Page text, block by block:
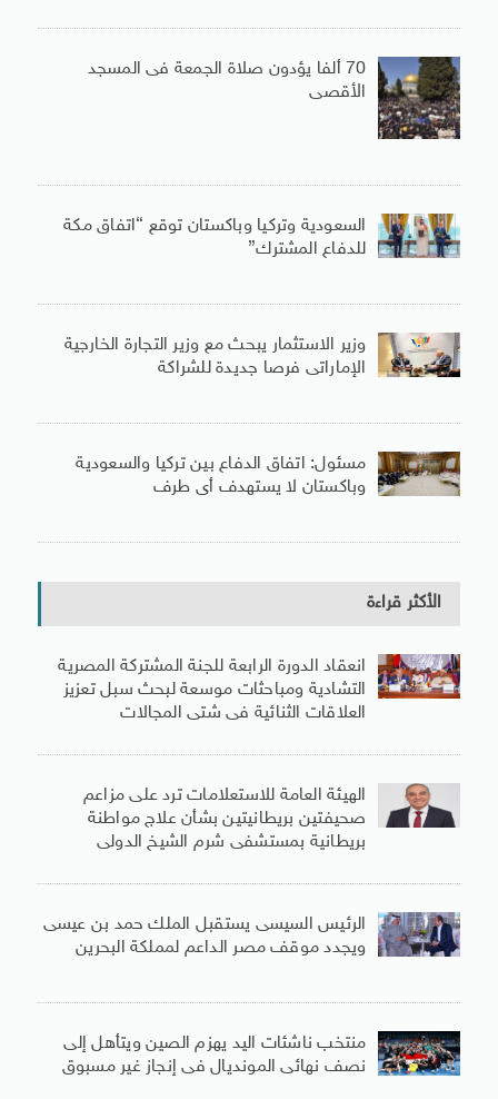
70 ألفا يؤدون صلاة الجمعة فى المسجد
الأقصى
السعودية وتركيا وباكستان توقع “اتفاق مكة
للدفاع المشترك”
وزير الاستثمار يبحث مع وزير التجارة الخارجية
الإماراتى فرصا جديدة للشراكة
مسئول: اتفاق الدفاع بين تركيا والسعودية
وباكستان لا يستهدف أى طرف
الأكثر قراءة
انعقاد الدورة الرابعة للجنة المشتركة المصرية
التشادية ومباحثات موسعة لبحث سبل تعزيز
العلاقات الثنائية فى شتى المجالات
الهيئة العامة للاستعلامات ترد على مزاعم
صحيفتين بريطانيتين بشأن علاج مواطنة
بريطانية بمستشفى شرم الشيخ الدولى
الرئيس السيسى يستقبل الملك حمد بن عيسى
ويجدد موقف مصر الداعم لمملكة البحرين
منتخب ناشئات اليد يهزم الصين ويتأهل إلى
نصف نهائى المونديال فى إنجاز غير مسبوق